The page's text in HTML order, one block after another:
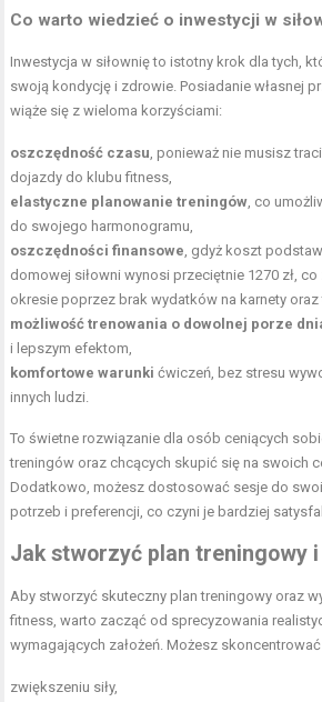
Co warto wiedzieć o inwestycji w
Inwestycja w siłownię to istotny krok dla tych,
swoją kondycję i zdrowie. Posiadanie własnej
wiąże się z wieloma korzyściami:
oszczędność czasu, ponieważ nie musisz
dojazdy do klubu fitness,
elastyczne planowanie treningów, co
do swojego harmonogramu,
oszczędności finansowe, gdyż koszt
domowej siłowni wynosi przeciętnie 1270 zł, co
okresie poprzez brak wydatków na karnety oraz
możliwość trenowania o dowolnej porze
i lepszym efektom,
komfortowe warunki ćwiczeń, bez stresu
innych ludzi.
To świetne rozwiązanie dla osób ceniących
treningów oraz chcących skupić się na swoich
Dodatkowo, możesz dostosować sesje do
potrzeb i preferencji, co czyni je bardziej
Jak stworzyć plan treningowy
Aby stworzyć skuteczny plan treningowy oraz
fitness, warto zacząć od sprecyzowania
wymagających założeń. Możesz skoncentrować
zwiększeniu siły,